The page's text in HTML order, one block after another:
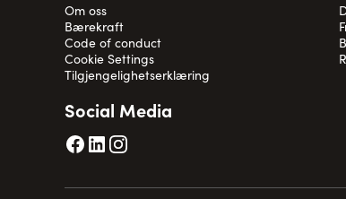
Om oss
Bærekraft
Code of conduct
Cookie Settings
Tilgjengelighetserklæring
Social Media